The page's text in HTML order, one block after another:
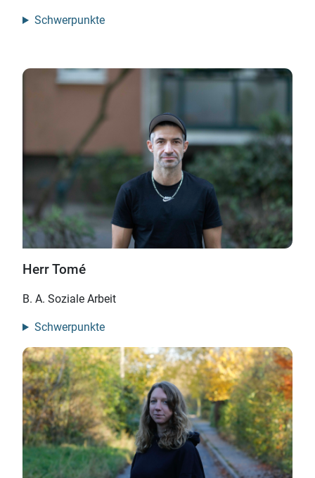
Schwerpunkte
Herr Tomé
B. A. Soziale Arbeit
Schwerpunkte